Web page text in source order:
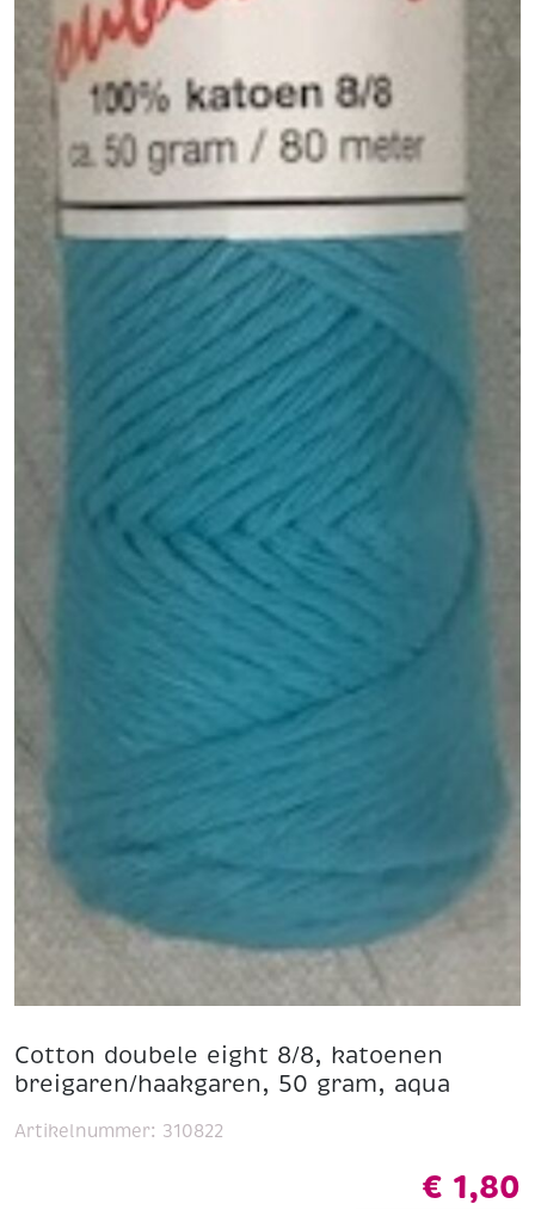
Cotton doubele eight 8/8, katoenen
breigaren/haakgaren, 50 gram, aqua
€ 1,80
Artikelnummer: 310822